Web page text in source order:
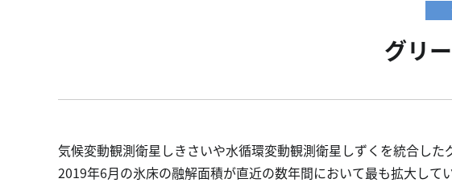
グリ
気候変動観測衛星しきさいや水循環変動観測衛星しずくを統合した
2019年6月の氷床の融解面積が直近の数年間において最も拡大して